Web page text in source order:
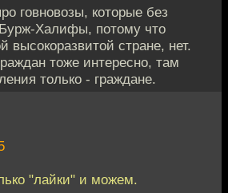
говновозы, которые без
Халифы, потому что
высокоразвитой стране, нет.
тоже интересно, там
только - граждане.
"лайки" и можем.